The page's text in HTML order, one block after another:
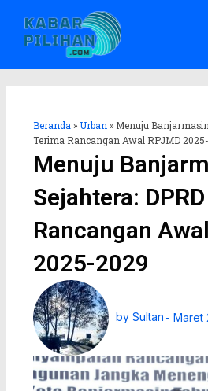
konten
Beranda » Urban » Menuju
Terima Rancangan Awal RPJMD
Menuju
Sejahtera:
Rancangan
2025-2029
bySultan - Maret